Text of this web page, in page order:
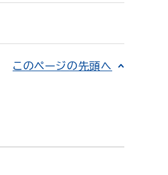
このページの先頭へ